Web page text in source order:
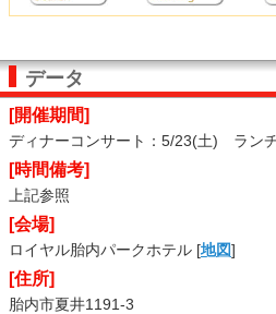
データ
[開催期間]
ディナーコンサート：5/23(土) ラン
[時間備考]
上記参照
[会場]
ロイヤル胎内パークホテル [地図]
[住所]
胎内市夏井1191-3